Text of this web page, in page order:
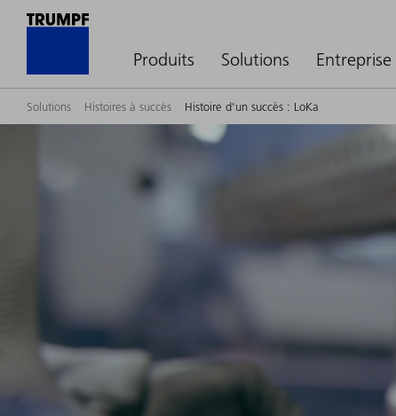
Produits Solutions Entreprise
Solutions Histoires à succès Histoire d'un succès : LoKa